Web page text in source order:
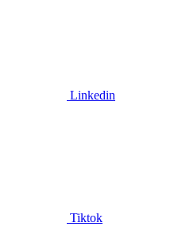
Linkedin
Tiktok